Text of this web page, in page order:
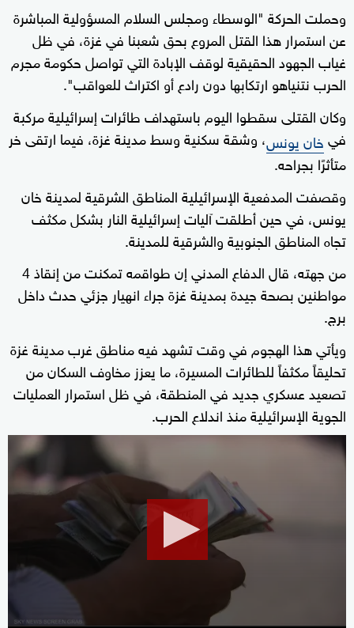
وحملت الحركة "الوسطاء ومجلس السلام المسؤولية المباشرة
عن استمرار هذا القتل المروع بحق شعبنا في غزة، في ظل
غياب الجهود الحقيقية لوقف الإبادة التي تواصل حكومة مجرم
الحرب نتنياهو ارتكابها دون رادع أو اكتراث للعواقب".
وكان القتلى سقطوا اليوم باستهداف طائرات إسرائيلية مركبة
فيخان يونس، وشقة سكنية وسط مدينة غزة، فيما ارتقى خر
متأثرًا بجراحه.
وقصفت المدفعية الإسرائيلية المناطق الشرقية لمدينة خان
يونس، في حين أطلقت آليات إسرائيلية النار بشكل مكثف
تجاه المناطق الجنوبية والشرقية للمدينة.
من جهته، قال الدفاع المدني إن طواقمه تمكنت من إنقاذ 4
مواطنين بصحة جيدة بمدينة غزة جراء انهيار جزئي حدث داخل
برج.
ويأتي هذا الهجوم في وقت تشهد فيه مناطق غرب مدينة غزة
تحليقاً مكثفاً للطائرات المسيرة، ما يعزز مخاوف السكان من
تصعيد عسكري جديد في المنطقة، في ظل استمرار العمليات
الجوية الإسرائيلية منذ اندلاع الحرب.
seconds